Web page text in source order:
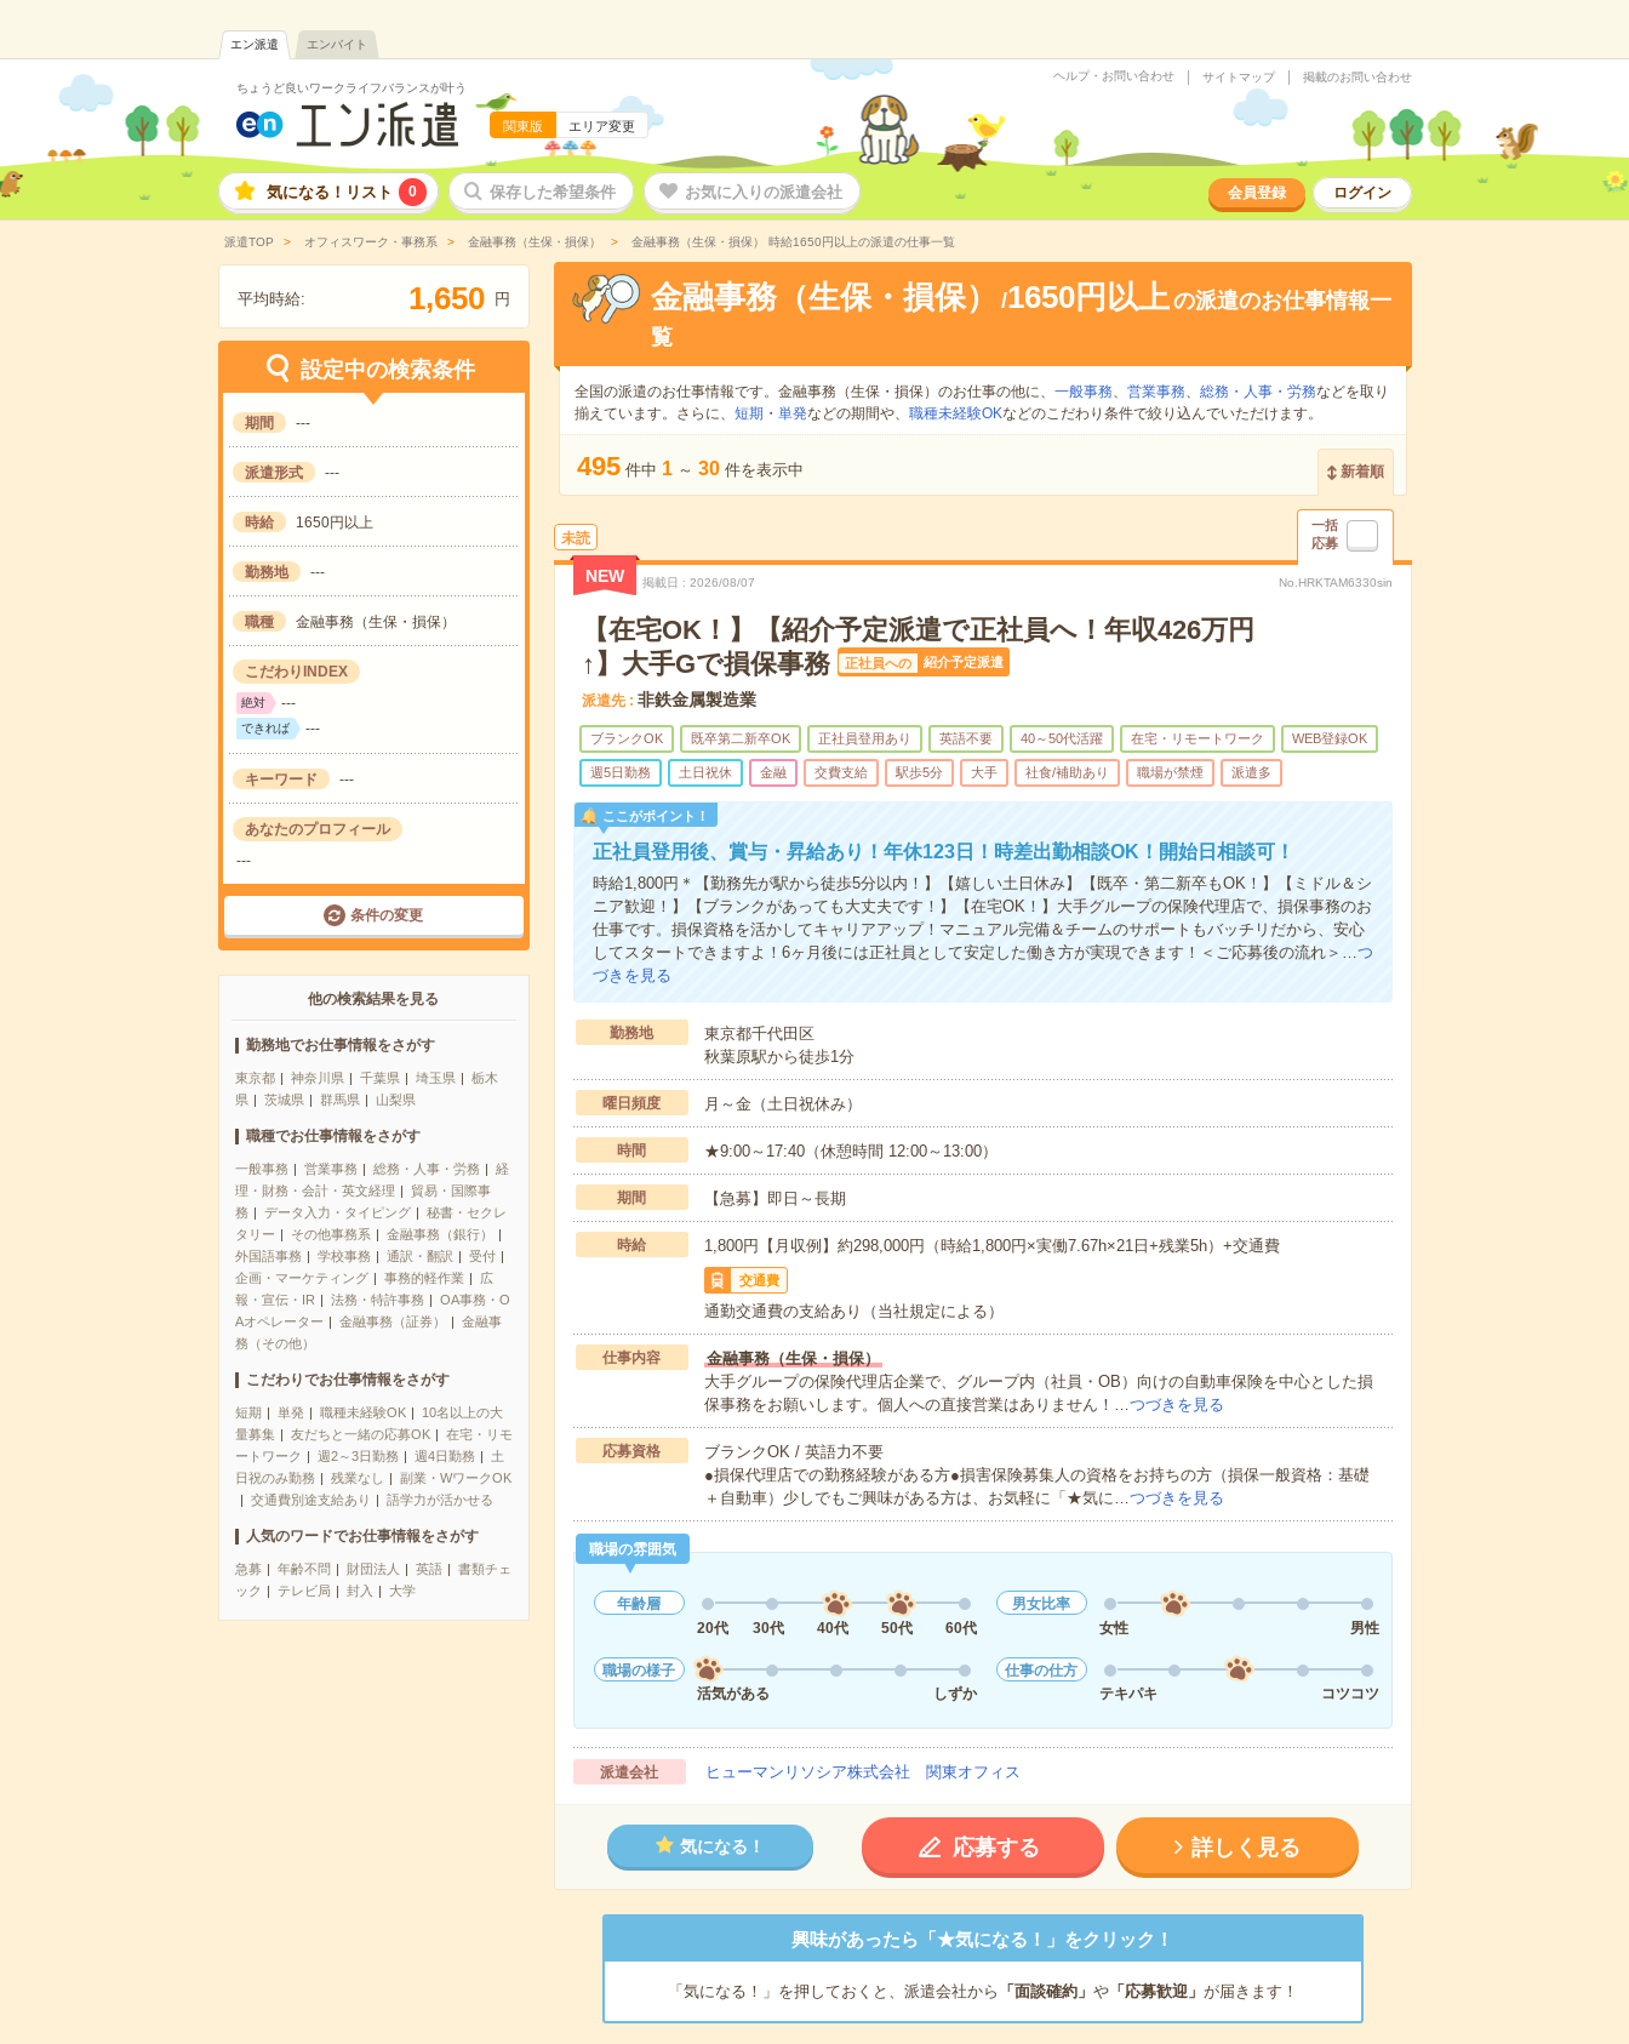
エン派遣 エンバイト
ちょうど良いワークライフバランスが叶う
関東版 エリア変更
ヘルプ・お問い合わせ サイトマップ 掲載のお問い合わせ
気になる！リスト 0 保存した希望条件 お気に入りの派遣会社 会員登録 ログイン
派遣TOP オフィスワーク・事務系 金融事務（生保・損保） 金融事務（生保・損保） 時給1650円以上の派遣の仕事一覧
平均時給: 1,650 円
設定中の検索条件
期間 ---
派遣形式 ---
時給 1650円以上
勤務地 ---
職種 金融事務（生保・損保）
こだわりINDEX
絶対 ---
できれば ---
キーワード ---
あなたのプロフィール
---
条件の変更
他の検索結果を見る
勤務地でお仕事情報をさがす
東京都 神奈川県 千葉県 埼玉県
栃木
県
茨城県 群馬県 山梨県
職種でお仕事情報をさがす
一般事務 営業事務 総務・人事・労務
経
理・財務・会計・英文経理
貿易・国際事
務
データ入力・タイピング
秘書・セクレ
タリー
その他事務系
金融事務（銀行）
外国語事務
学校事務 通訳・翻訳
受付
企画・マーケティング
事務的軽作業
広
報・宣伝・IR
法務・特許事務
OA事務・O
Aオペレーター
金融事務（証券）
金融事
務（その他）
こだわりでお仕事情報をさがす
短期 単発 職種未経験OK
10名以上の大
量募集
友だちと一緒の応募OK
在宅・リモ
ートワーク
週2～3日勤務 週4日勤務
土
日祝のみ勤務
残業なし
副業・WワークOK
交通費別途支給あり
語学力が活かせる
人気のワードでお仕事情報をさがす
急募 年齢不問 財団法人 英語
書類チェ
ック
テレビ局 封入 大学
金融事務（生保・損保） /1650円以上の派遣のお仕事情報一
覧
全国の派遣のお仕事情報です。金融事務（生保・損保）のお仕事の他に、 一般事務、 営業事務、 総務・人事・労務などを取り
揃えています。さらに、 短期 ・ 単発などの期間や、 職種未経験OKなどのこだわり条件で絞り込んでいただけます。
495 件中 1 ～ 30 件を表示中 新着順
未読
一括
応募
NEW 掲載日 2026/08/07 No.HRKTAM6330sin
【在宅OK！】【紹介予定派遣で正社員へ！年収426万円
↑】大手Gで損保事務
正社員への 紹介予定派遣
派遣先 非鉄金属製造業
ブランクOK 既卒第二新卒OK 正社員登用あり 英語不要 40～50代活躍 在宅・リモートワーク WEB登録OK
週5日勤務 土日祝休 金融 交費支給 駅歩5分 大手 社食/補助あり 職場が禁煙 派遣多
ここがポイント！
正社員登用後、賞与・昇給あり！年休123日！時差出勤相談OK！開始日相談可！
時給1,800円＊【勤務先が駅から徒歩5分以内！】【嬉しい土日休み】【既卒・第二新卒もOK！】【ミドル＆シ
ニア歓迎！】【ブランクがあっても大丈夫です！】【在宅OK！】大手グループの保険代理店で、損保事務のお
仕事です。損保資格を活かしてキャリアアップ！マニュアル完備＆チームのサポートもバッチリだから、安心
してスタートできますよ！6ヶ月後には正社員として安定した働き方が実現できます！＜ご応募後の流れ＞…つ
づきを見る
勤務地
東京都千代田区
秋葉原駅から徒歩1分
曜日頻度 月～金（土日祝休み）
時間 ★9:00～17:40（休憩時間 12:00～13:00）
期間 【急募】即日～長期
時給 1,800円【月収例】約298,000円（時給1,800円×実働7.67h×21日+残業5h）+交通費
交通費
通勤交通費の支給あり（当社規定による）
仕事内容
金融事務（生保・損保）
大手グループの保険代理店企業で、グループ内（社員・OB）向けの自動車保険を中心とした損
保事務をお願いします。個人への直接営業はありません！…つづきを見る
応募資格
ブランクOK / 英語力不要
●損保代理店での勤務経験がある方●損害保険募集人の資格をお持ちの方（損保一般資格：基礎
＋自動車）少しでもご興味がある方は、お気軽に「★気に…つづきを見る
職場の雰囲気
年齢層
20代
30代 40代 50代 60代
男女比率
女性
男性
職場の様子
活気がある
しずか
仕事の仕方
テキパキ
コツコツ
派遣会社 ヒューマンリソシア株式会社 関東オフィス
気になる！ 応募する 詳しく見る
興味があったら「★気になる！」をクリック！
「気になる！」を押しておくと、派遣会社から 「面談確約」 や「応募歓迎」 が届きます！